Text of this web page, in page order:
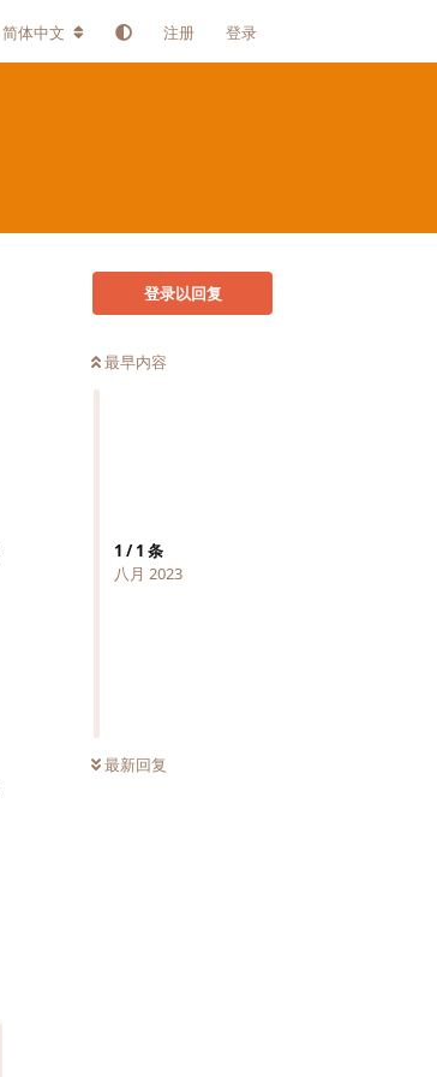
简体中文 注册 登录
登录以回复
最早内容
1 /1 条
八月 2023
最新回复